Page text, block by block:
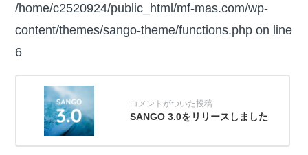
/home/c2520924/public_html/mf-mas.com/wp-
content/themes/sango-theme/functions.php on line
6
SANGO 3.0をリリースしました